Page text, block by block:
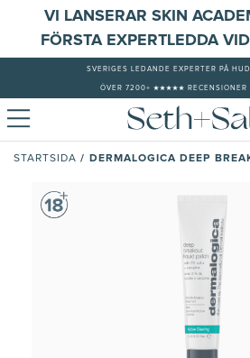
VI LANSERAR SKIN
FÖRSTA EXPERTLEDDA
SVERIGES LEDANDE EXPERTER PÅ
ÖVER 7200+ ★★★★★ RECENSIONER -
STARTSIDA / DERMALOGICA DEEP